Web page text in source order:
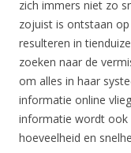
zich immers niet zo
zojuist is ontstaan
resulteren in
zoeken naar de
om alles in haar
informatie online
informatie wordt ook
hoeveelheid en